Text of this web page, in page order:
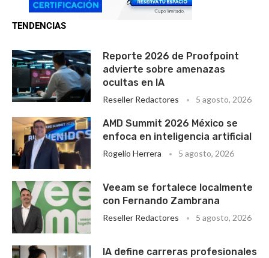
TENDENCIAS
Reporte 2026 de Proofpoint
advierte sobre amenazas
ocultas en IA
Reseller Redactores 5 agosto, 2026
AMD Summit 2026 México se
enfoca en inteligencia artificial
Rogelio Herrera 5 agosto, 2026
Veeam se fortalece localmente
con Fernando Zambrana
Reseller Redactores 5 agosto, 2026
IA define carreras profesionales